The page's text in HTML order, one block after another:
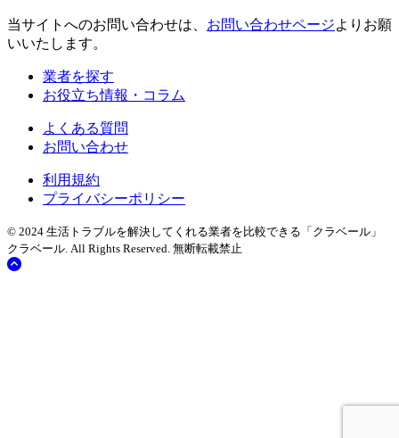
当サイトへのお問い合わせは、 お問い合わせページよりお願
いいたします。
業者を探す
お役立ち情報・コラム
よくある質問
お問い合わせ
利用規約
プライバシーポリシー
© 2024 生活トラブルを解決してくれる業者を比較できる「クラベール」
クラベール. All Rights Reserved. 無断転載禁止